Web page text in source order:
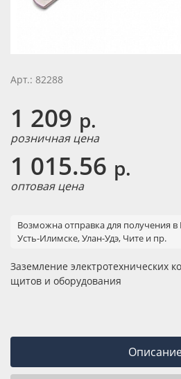
Арт.: 82288
1 209 р.
розничная цена
1 015.56 р.
оптовая цена
Возможна отправка для получения в
Усть-Илимске, Улан-Удэ, Чите и пр.
Заземление электротехнических
щитов и оборудования